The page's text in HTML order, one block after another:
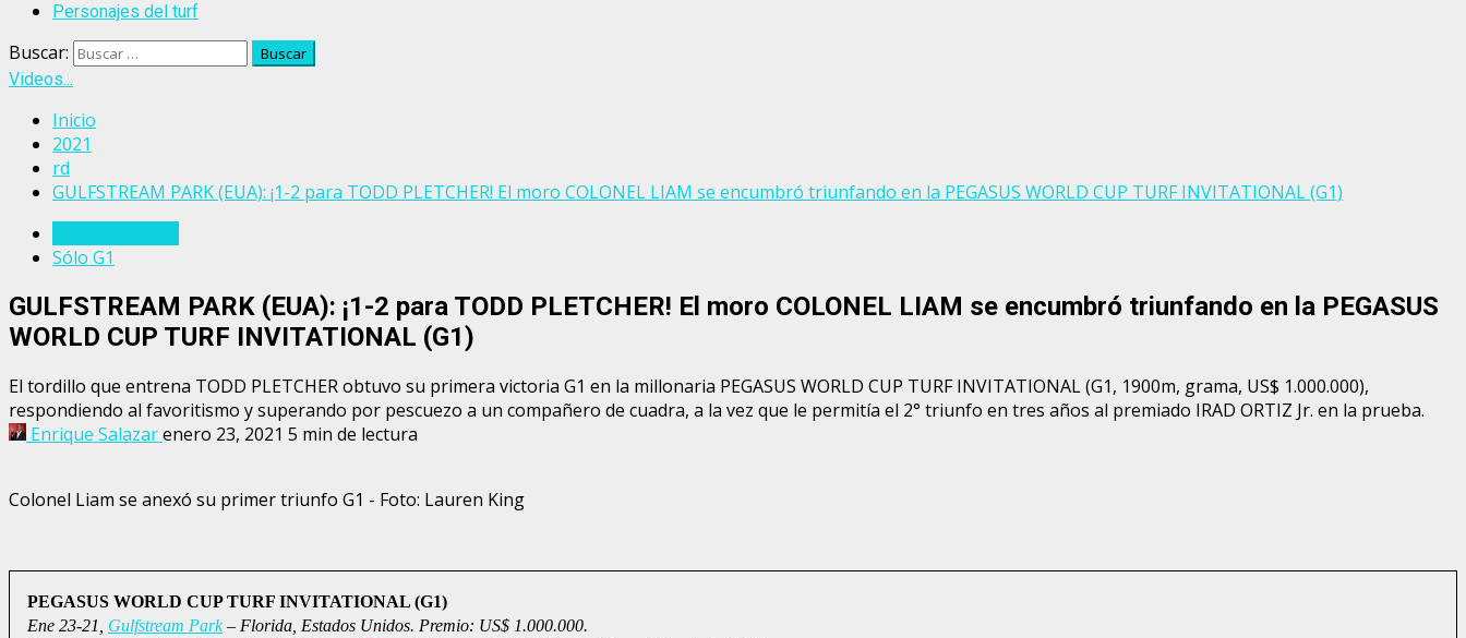
Personajes del turf
Buscar:
Videos...
Inicio
2021
rd
GULFSTREAM PARK (EUA): ¡1-2 para TODD PLETCHER! El moro COLONEL LIAM se encumbró triunfando en la PEGASUS WORLD CUP TURF INVITATIONAL (G1)
Sólo G1
GULFSTREAM PARK (EUA): ¡1-2 para TODD PLETCHER! El moro COLONEL LIAM se encumbró triunfando en la PEGASUS
WORLD CUP TURF INVITATIONAL (G1)
El tordillo que entrena TODD PLETCHER obtuvo su primera victoria G1 en la millonaria PEGASUS WORLD CUP TURF INVITATIONAL (G1, 1900m, grama, US$ 1.000.000),
respondiendo al favoritismo y superando por pescuezo a un compañero de cuadra, a la vez que le permitía el 2° triunfo en tres años al premiado IRAD ORTIZ Jr. en la prueba.
Enrique Salazarenero 23, 2021 5 min de lectura
Colonel Liam se anexó su primer triunfo G1 - Foto: Lauren King
PEGASUS WORLD CUP TURF INVITATIONAL (G1)
Ene 23-21, Gulfstream Park– Florida, Estados Unidos. Premio: US$ 1.000.000.